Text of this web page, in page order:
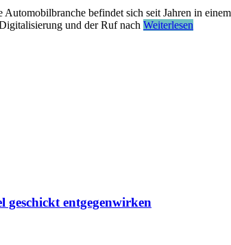
befindet sich seit Jahren in
und der Ruf nach Weiterlesen
entgegenwirken